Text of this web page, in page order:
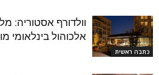
כתבה ראשית
וולדורף אסטוריה:
אלכוהול בינלאומי